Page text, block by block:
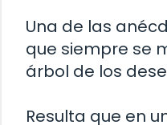
Una de las
que siempre se
árbol de los
Resulta que en